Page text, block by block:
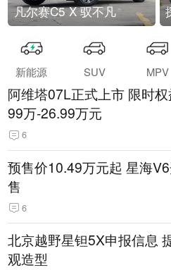
凡尔赛C5 X 驭不凡
新能源 SUV MPV
阿维塔07L正式上市 限时
99万-26.99万元
6
预售价10.49万元起 星海
售
6
北京越野星钽5X申报信息
观造型